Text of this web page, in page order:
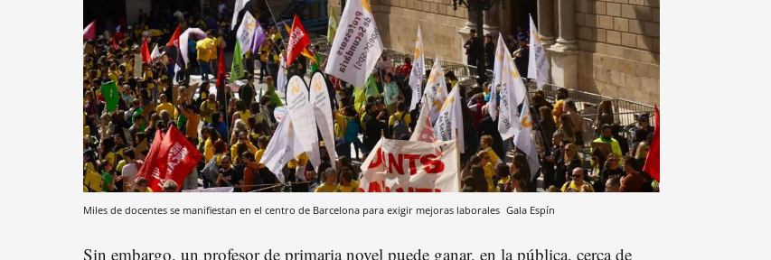
Miles de docentes se manifiestan en el centro de Barcelona para exigir mejoras laborales Gala Espín
Sin embargo, un profesor de primaria novel puede ganar, en la pública, cerca de